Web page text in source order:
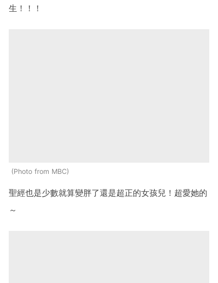
生！！！
Photo from MBC
聖經也是少數就算變胖了還是超正的女孩兒！超愛她的
～